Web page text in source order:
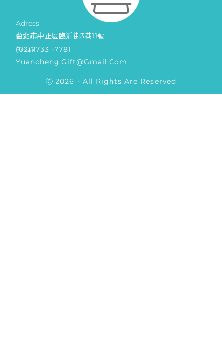
Adress
台北市中正區臨沂街3巷11號
Phone
(02)7733 -7781
Email
Yuancheng.gift@gmail.com
Ⓒ 2026 - All Rights Are Reserved